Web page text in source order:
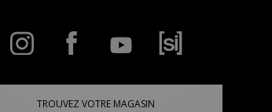
TROUVEZ VOTRE MAGASIN